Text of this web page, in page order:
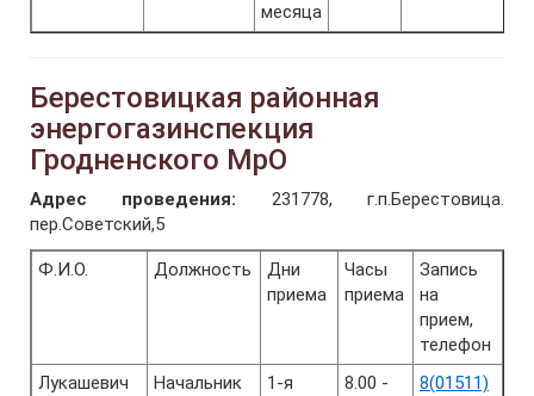
месяца
Берестовицкая районная
энергогазинспекция
Гродненского МрО
Адрес проведения: 231778, г.п.Берестовица.
пер.Советский,5
Ф.И.О. Должность
Дни
приема
Часы
приема
Запись
на
прием,
телефон
Лукашевич
Начальник
1-я
8.00 -
8(01511)